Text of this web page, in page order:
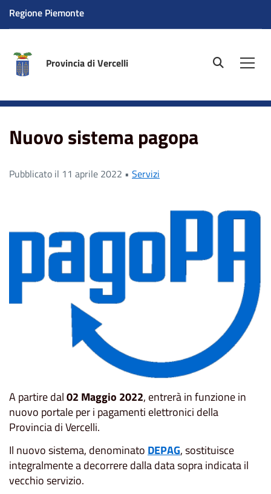
Regione Piemonte
Provincia di Vercelli site.searc
Nuovo sistema pagopa
Pubblicato il 11 aprile 2022 • Servizi
A partire dal02 Maggio 2022, entrerà in funzione in
nuovo portale per i pagamenti elettronici della
Provincia di Vercelli.
Il nuovo sistema, denominato DEPAG, sostituisce
integralmente a decorrere dalla data sopra indicata il
vecchio servizio.